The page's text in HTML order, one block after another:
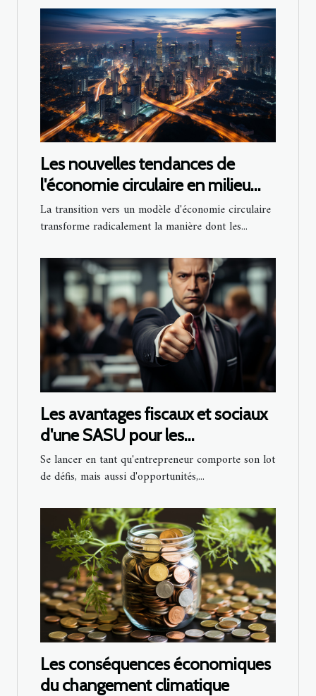
Les nouvelles tendances de
l'économie circulaire en milieu
urbain
La transition vers un modèle d'économie circulaire
transforme radicalement la manière dont les...
Les avantages fiscaux et sociaux
d'une SASU pour les
entrepreneurs
Se lancer en tant qu'entrepreneur comporte son lot
de défis, mais aussi d'opportunités,...
Les conséquences économiques
du changement climatique